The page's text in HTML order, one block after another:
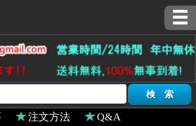
注文方法
Q&A